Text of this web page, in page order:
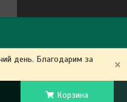
день. Благодарим за
Корзина